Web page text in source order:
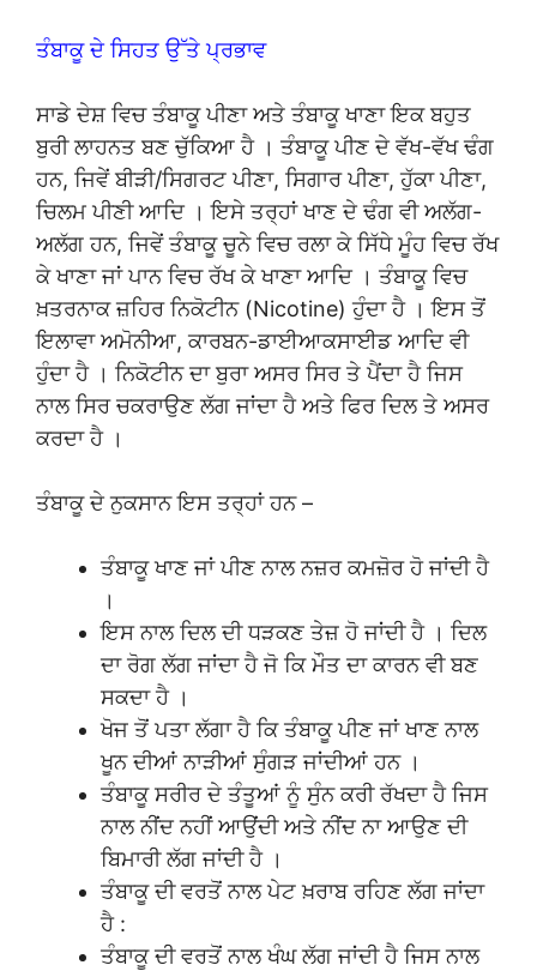
ਤੰਬਾਕੂ ਦੇ ਸਿਹਤ ਉੱਤੇ ਪ੍ਰਭਾਵ
ਸਾਡੇ ਦੇਸ਼ ਵਿਚ ਤੰਬਾਕੂ ਪੀਣਾ ਅਤੇ ਤੰਬਾਕੂ ਖਾਣਾ ਇਕ ਬਹੁਤ
ਬੁਰੀ ਲਾਹਨਤ ਬਣ ਚੁੱਕਿਆ ਹੈ । ਤੰਬਾਕੂ ਪੀਣ ਦੇ ਵੱਖ-ਵੱਖ ਢੰਗ
ਹਨ, ਜਿਵੇਂ ਬੀੜੀ/ਸਿਗਰਟ ਪੀਣਾ, ਸਿਗਾਰ ਪੀਣਾ, ਹੁੱਕਾ ਪੀਣਾ,
ਚਿਲਮ ਪੀਣੀ ਆਦਿ । ਇਸੇ ਤਰ੍ਹਾਂ ਖਾਣ ਦੇ ਢੰਗ ਵੀ ਅਲੱਗ-
ਅਲੱਗ ਹਨ, ਜਿਵੇਂ ਤੰਬਾਕੂ ਚੂਨੇ ਵਿਚ ਰਲਾ ਕੇ ਸਿੱਧੇ ਮੂੰਹ ਵਿਚ ਰੱਖ
ਕੇ ਖਾਣਾ ਜਾਂ ਪਾਨ ਵਿਚ ਰੱਖ ਕੇ ਖਾਣਾ ਆਦਿ । ਤੰਬਾਕੂ ਵਿਚ
ਖ਼ਤਰਨਾਕ ਜ਼ਹਿਰ ਨਿਕੋਟੀਨ (Nicotine) ਹੁੰਦਾ ਹੈ । ਇਸ ਤੋਂ
ਇਲਾਵਾ ਅਮੋਨੀਆ, ਕਾਰਬਨ-ਡਾਈਆਕਸਾਈਡ ਆਦਿ ਵੀ
ਹੁੰਦਾ ਹੈ । ਨਿਕੋਟੀਨ ਦਾ ਬੁਰਾ ਅਸਰ ਸਿਰ ਤੇ ਪੈਂਦਾ ਹੈ ਜਿਸ
ਨਾਲ ਸਿਰ ਚਕਰਾਉਣ ਲੱਗ ਜਾਂਦਾ ਹੈ ਅਤੇ ਫਿਰ ਦਿਲ ਤੇ ਅਸਰ
ਕਰਦਾ ਹੈ ।
ਤੰਬਾਕੂ ਦੇ ਨੁਕਸਾਨ ਇਸ ਤਰ੍ਹਾਂ ਹਨ –
ਤੰਬਾਕੂ ਖਾਣ ਜਾਂ ਪੀਣ ਨਾਲ ਨਜ਼ਰ ਕਮਜ਼ੋਰ ਹੋ ਜਾਂਦੀ ਹੈ
।
ਇਸ ਨਾਲ ਦਿਲ ਦੀ ਧੜਕਣ ਤੇਜ਼ ਹੋ ਜਾਂਦੀ ਹੈ । ਦਿਲ
ਦਾ ਰੋਗ ਲੱਗ ਜਾਂਦਾ ਹੈ ਜੋ ਕਿ ਮੌਤ ਦਾ ਕਾਰਨ ਵੀ ਬਣ
ਸਕਦਾ ਹੈ ।
ਖੋਜ ਤੋਂ ਪਤਾ ਲੱਗਾ ਹੈ ਕਿ ਤੰਬਾਕੂ ਪੀਣ ਜਾਂ ਖਾਣ ਨਾਲ
ਖੂਨ ਦੀਆਂ ਨਾੜੀਆਂ ਸੁੰਗੜ ਜਾਂਦੀਆਂ ਹਨ ।
ਤੰਬਾਕੂ ਸਰੀਰ ਦੇ ਤੰਤੂਆਂ ਨੂੰ ਸੁੰਨ ਕਰੀ ਰੱਖਦਾ ਹੈ ਜਿਸ
ਨਾਲ ਨੀਂਦ ਨਹੀਂ ਆਉਂਦੀ ਅਤੇ ਨੀਂਦ ਨਾ ਆਉਣ ਦੀ
ਬਿਮਾਰੀ ਲੱਗ ਜਾਂਦੀ ਹੈ ।
ਤੰਬਾਕੂ ਦੀ ਵਰਤੋਂ ਨਾਲ ਪੇਟ ਖ਼ਰਾਬ ਰਹਿਣ ਲੱਗ ਜਾਂਦਾ
ਹੈ :
ਤੰਬਾਕੂ ਦੀ ਵਰਤੋਂ ਨਾਲ ਖੰਘ ਲੱਗ ਜਾਂਦੀ ਹੈ ਜਿਸ ਨਾਲ